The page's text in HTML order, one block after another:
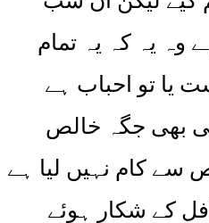
وہ یہ کہ یہ تمام
یا تو احباب ہے
بھی جگہ خالص
سے کام نہیں لیا ہے
کے شکار ہوئے